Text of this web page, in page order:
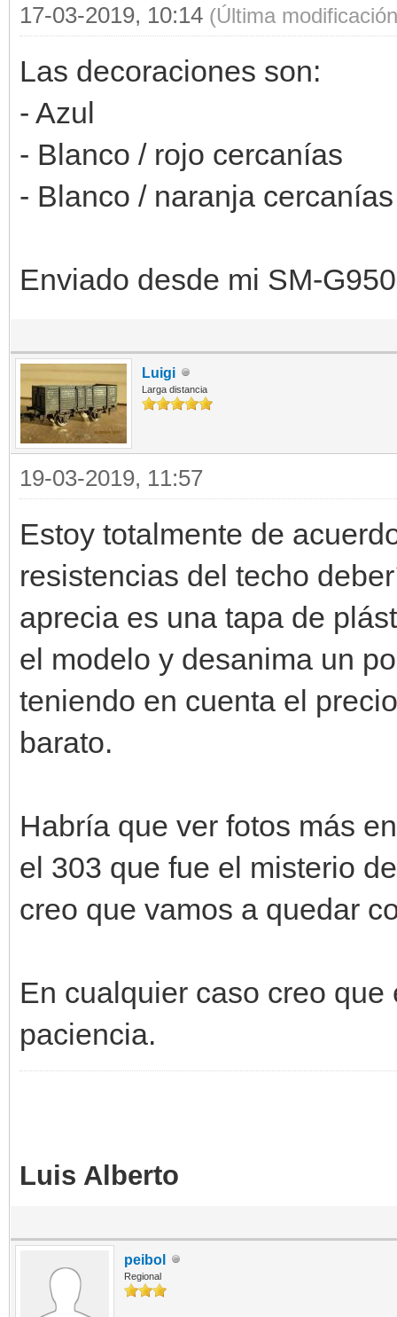
17-03-2019, 10:14 (Última
Las decoraciones son:
- Azul
- Blanco / rojo cercanías
- Blanco / naranja
Enviado desde mi SM-
Luigi
Larga distancia
19-03-2019, 11:57
Estoy totalmente de
resistencias del techo
aprecia es una tapa de
el modelo y desanima un
teniendo en cuenta el
barato.
Habría que ver fotos más
el 303 que fue el misterio
creo que vamos a quedar
En cualquier caso creo
paciencia.
Luis Alberto
peibol
Regional